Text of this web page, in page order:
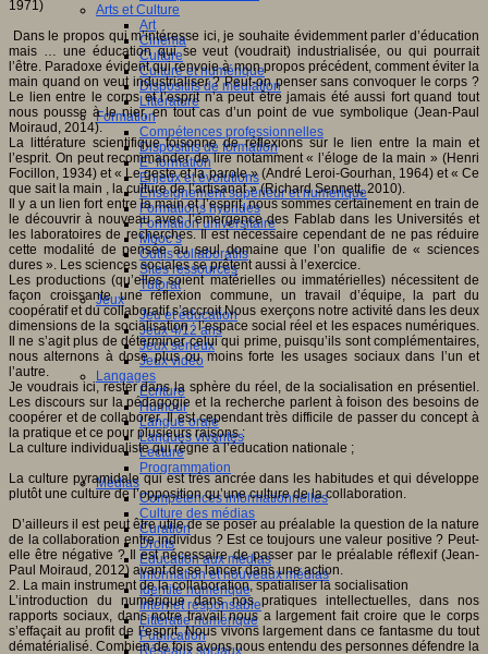
Arts et Culture
Art
Cinéma
Culture
Culture et numérique
Dispositifs de médiation
Littérature
Formation
Compétences professionnelles
Dispositifs de formation
E- formation
Enjeux et évolutions
Enseignement supérieur et numérique
Formations hybrides
Formation universitaire
Mooc’s
Outils collaboratifs
Sites ressources
Tutorat
Jeux
Jeu et éducation
Jeux 4/12 ans
Jeux sérieux
Jeux vidéo
Langages
Ecriture
Humour
Langue orale
Langues vivantes
Lecture
Programmation
Médias
Compétences informationnelles
Culture des médias
Curation
Droits
Education aux médias
Information et nouveaux médias
Identité numérique
Internet responsable
Littératie numérique
Publication
Réseaux sociaux
1971)
Dans le propos qui m’intéresse ici, je souhaite évidemment parler d’éducation
mais … une éducation qui se veut (voudrait) industrialisée, ou qui pourrait
l’être. Paradoxe évident qui renvoie à mon propos précédent, comment éviter la
main quand on veut industrialiser ? Peut-on penser sans convoquer le corps ?
Le lien entre le corps et l’esprit n’a peut être jamais été aussi fort quand tout
nous pousse à le nier, en tout cas d’un point de vue symbolique (Jean-Paul
Moiraud, 2014).
La littérature scientifique foisonne de réflexions sur le lien entre la main et
l’esprit. On peut recommander de lire notamment « l’éloge de la main » (Henri
Focillon, 1934) et « Le geste et la parole » (André Leroi-Gourhan, 1964) et « Ce
que sait la main , la culture de l’artisanat » (Richard Sennett, 2010).
Il y a un lien fort entre la main et l’esprit, nous sommes certainement en train de
le découvrir à nouveau avec l’émergence des Fablab dans les Universités et
les laboratoires de recherches. Il est nécessaire cependant de ne pas réduire
cette modalité de pensée au seul domaine que l’on qualifie de « sciences
dures ». Les sciences sociales se prêtent aussi à l’exercice.
Les productions (qu’elles soient matérielles ou immatérielles) nécessitent de
façon croissante une réflexion commune, un travail d’équipe, la part du
coopératif et du collaboratif s’accroit.Nous exerçons notre activité dans les deux
dimensions de la socialisation : l’espace social réel et les espaces numériques.
Il ne s’agit plus de déterminer celui qui prime, puisqu’ils sont complémentaires,
nous alternons à dose plus ou moins forte les usages sociaux dans l’un et
l’autre.
Je voudrais ici, rester dans la sphère du réel, de la socialisation en présentiel.
Les discours sur la pédagogie et la recherche parlent à foison des besoins de
coopérer et de collaborer. Il est cependant très difficile de passer du concept à
la pratique et ce pour plusieurs raisons :
La culture individualiste qui règne à l’éducation nationale ;
La culture pyramidale qui est très ancrée dans les habitudes et qui développe
plutôt une culture de l’opposition qu’une culture de la collaboration.
D’ailleurs il est peut être utile de se poser au préalable la question de la nature
de la collaboration entre individus ? Est ce toujours une valeur positive ? Peut-
elle être négative ? Il est nécessaire de passer par le préalable réflexif (Jean-
Paul Moiraud, 2012) avant de se lancer dans une action.
2. La main instrument de la collaboration, spatialiser la socialisation
L’introduction du numérique dans nos pratiques intellectuelles, dans nos
rapports sociaux, dans notre travail nous a largement fait croire que le corps
s’effaçait au profit de l’esprit. Nous vivons largement dans ce fantasme du tout
dématérialisé. Combien de fois avons nous entendu des personnes défendre la